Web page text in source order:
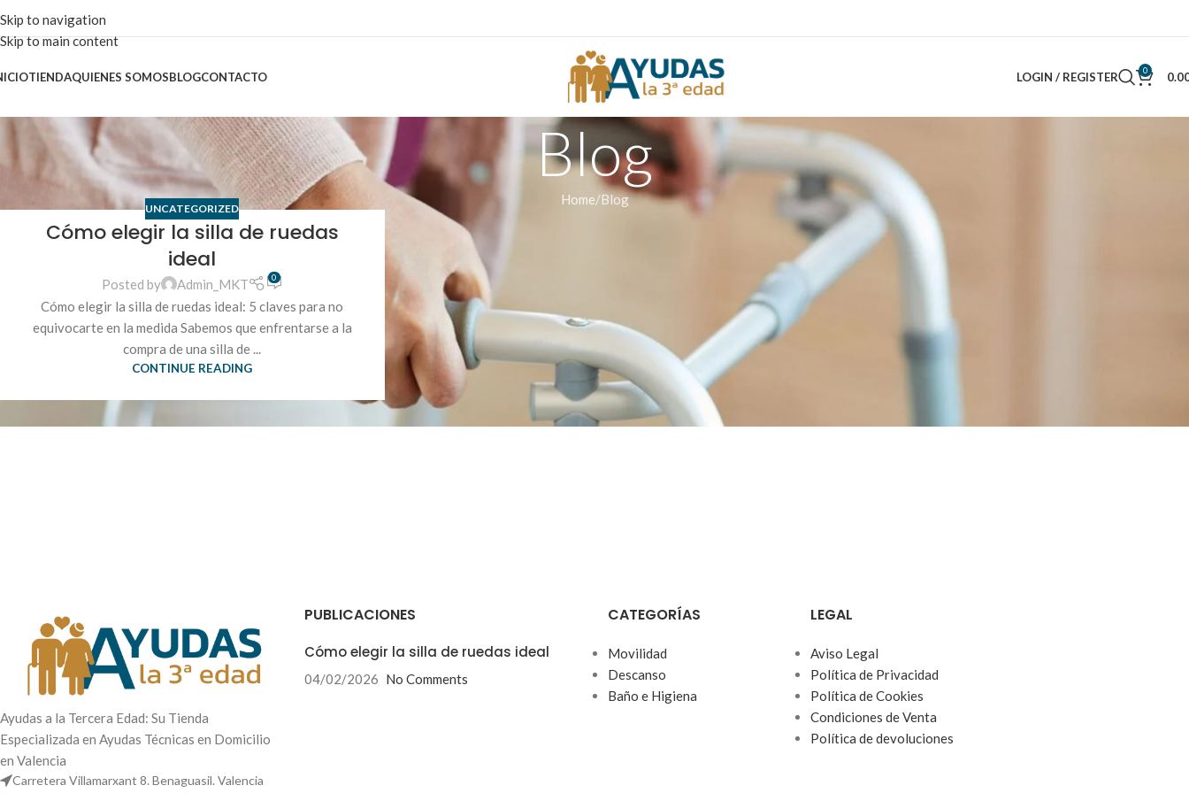
Skip to navigation
Skip to main content
TIENDAQUIENES SOMOSBLOGCONTACTO LOGIN / REGISTER 0
Blog
Home Blog
UNCATEGORIZED
Cómo elegir la silla de ruedas
ideal
Posted by Admin_MKT 0
Cómo elegir la silla de ruedas ideal: 5 claves para no
equivocarte en la medida Sabemos que enfrentarse a la
compra de una silla de ...
CONTINUE READING
Ayudas a la Tercera Edad: Su Tienda
Especializada en Ayudas Técnicas en Domicilio
en Valencia
Carretera Villamarxant 8. Benaguasil. Valencia
PUBLICACIONES
Cómo elegir la silla de ruedas ideal
04/02/2026 No Comments
CATEGORÍAS
Movilidad
Descanso
Baño e Higiena
LEGAL
Aviso Legal
Política de Privacidad
Política de Cookies
Condiciones de Venta
Política de devoluciones